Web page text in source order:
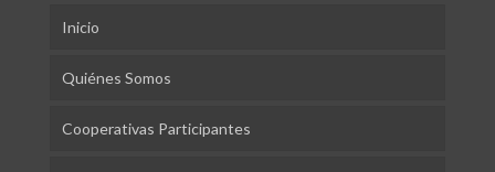
Inicio
Quiénes Somos
Cooperativas Participantes